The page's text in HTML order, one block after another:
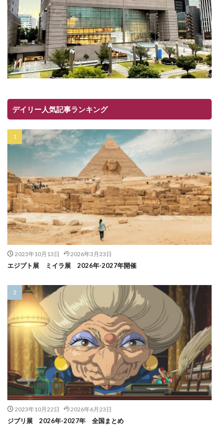
デイリー人気記事ランキング
2023年10月13日 2026年3月23日
エジプト展 ミイラ展 2026年-2027年開催
2023年10月22日 2026年6月23日
ジブリ展 2026年-2027年 全国まとめ